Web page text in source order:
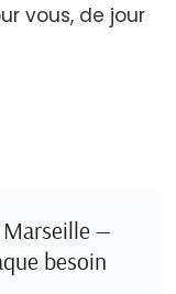
vous, de jour
Marseille —
besoin